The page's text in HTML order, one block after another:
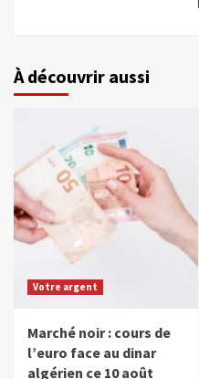
À découvrir aussi
Votre argent
Marché noir : cours de
l’euro face au dinar
algérien ce 10 août